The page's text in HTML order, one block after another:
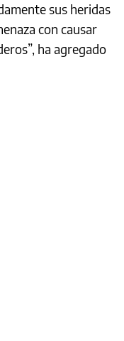
sus heridas
con causar
ha agregado